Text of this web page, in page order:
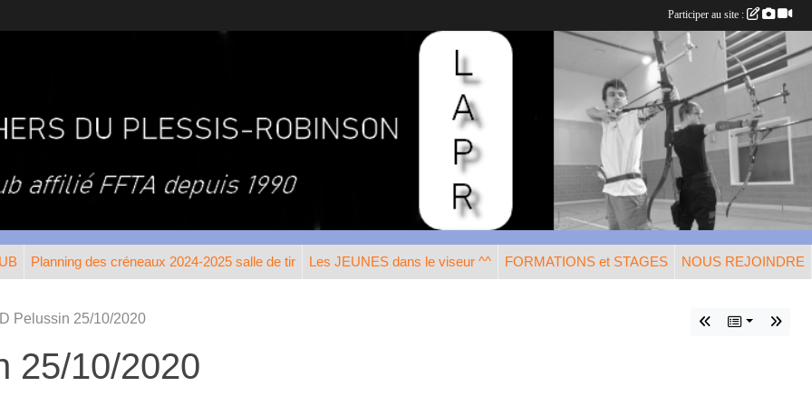
Planning des créneaux 2024-2025 salle de tir Les JEUNES dans le viseur ^^ FORMATIONS et STAGES NOUS REJOINDRE
Pelussin 25/10/2020
25/10/2020
Participer au site :